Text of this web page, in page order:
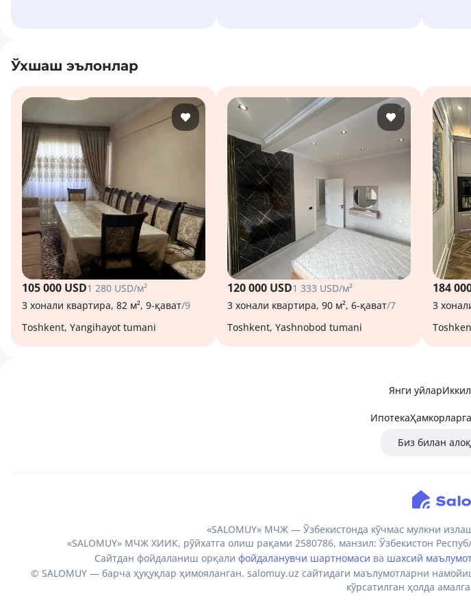
Ўхшаш эълонлар
105 000 USD1 280 USD/м²
3 хонали квартира, 82 м², 9-қават/9
Toshkent, Yangihayot tumani
120 000 USD1 333 USD/м²
3 хонали квартира, 90 м², 6-қават/7
Toshkent, Yashnobod tumani
184
3
Янги уйлар
ИпотекаҲамкорларга
Биз билан
«SALOMUY» МЧЖ — Ўзбекистонда кўчмас мулкни
«SALOMUY» МЧЖ ХИИК, рўйхатга олиш рақами 2580786, манзил: Ўзбекистон
Сайтдан фойдаланиш орқали фойдаланувчи шартномаси ва шахсий
© SALOMUY — барча ҳуқуқлар ҳимояланган. salomuy.uz сайтидаги маълумотларни
кўрсатилган ҳолда